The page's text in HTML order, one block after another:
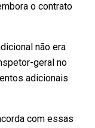
o contrato
não era
geral no
adicionais
com essas